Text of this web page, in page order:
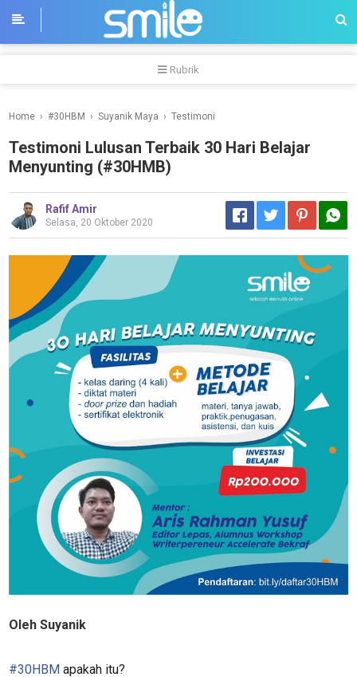
Rubrik
Home ›#30HBM ›Suyanik Maya ›Testimoni
Testimoni Lulusan Terbaik 30 Hari Belajar
Menyunting (#30HMB)
Rafif Amir
Selasa, 20 Oktober 2020
Oleh Suyanik
#30HBM apakah itu?